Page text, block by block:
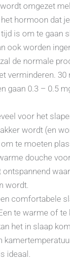
omgezet
hormoon dat
is om te gaan
ook worden
de normale
verminderen. 30
gaan 0.3 – 0.5
voor het
wordt (en
te moeten
douche
ontspannend
wordt.
comfortabele
te warme of te
het in slaap
ideaal.